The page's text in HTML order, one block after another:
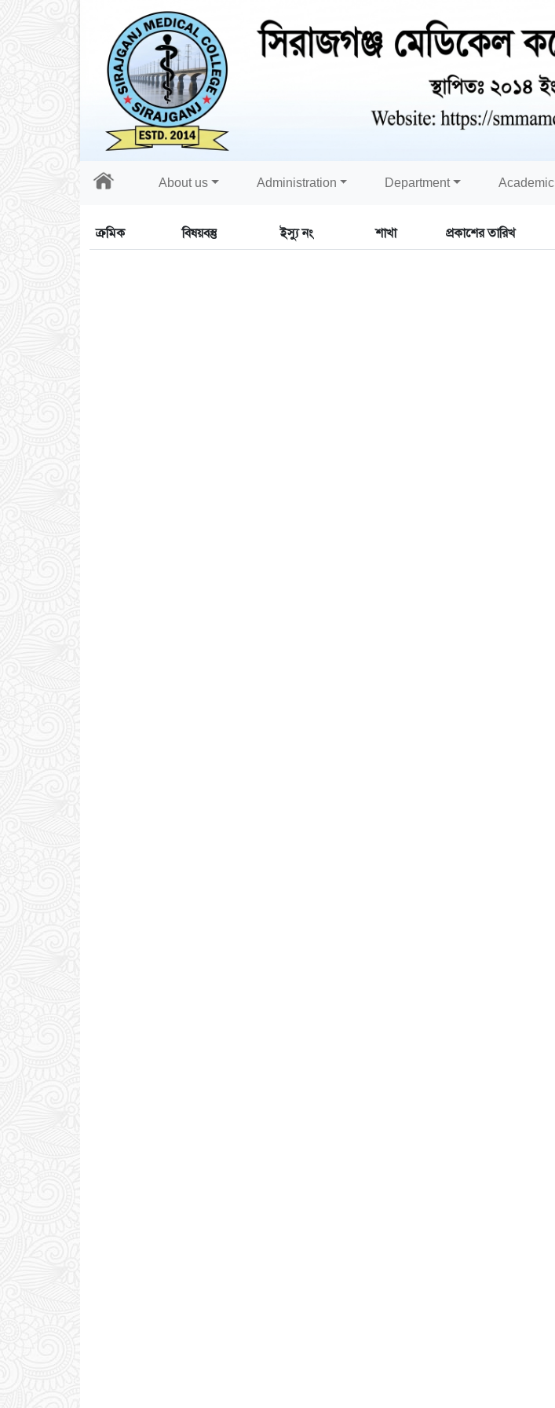
About us Administration Department Academic
ক্রমিক বিষয়বস্তু ইস্যু নং শাখা প্রকাশের তারিখ